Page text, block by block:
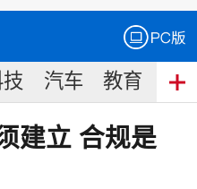
汽车 教育 食
建立 合规是